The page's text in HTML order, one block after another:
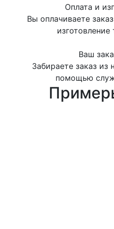
Оплата и
Вы оплачиваете
Ваш
Забираете заказ из
помощью